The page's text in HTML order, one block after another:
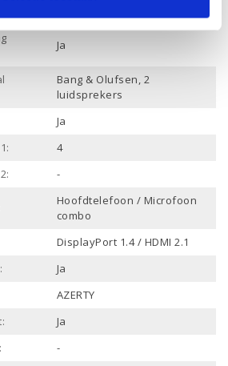
Ja
Bang & Olufsen, 2
luidsprekers
Ja
4
-
Hoofdtelefoon / Microfoon
combo
DisplayPort 1.4 / HDMI 2.1
Ja
AZERTY
Ja
-